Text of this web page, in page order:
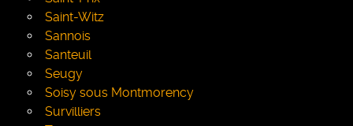
Saint-Witz
Sannois
Santeuil
Seugy
Soisy sous Montmorency
Survilliers